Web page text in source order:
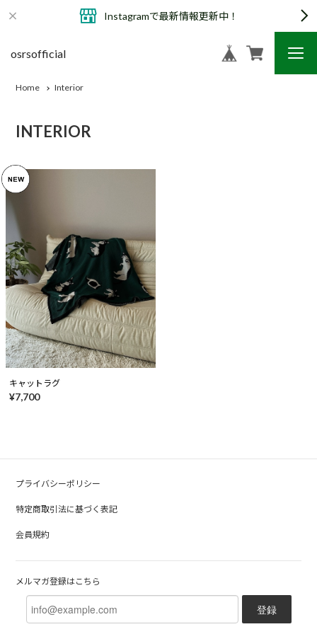
Instagramで最新情報更新中！
osrsofficial
Home Interior
INTERIOR
キャットラグ
¥7,700
プライバシーポリシー
特定商取引法に基づく表記
会員規約
メルマガ登録はこちら
登録